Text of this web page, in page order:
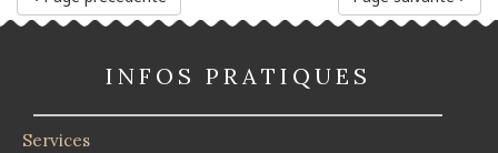
INFOS PRATIQUES
Services